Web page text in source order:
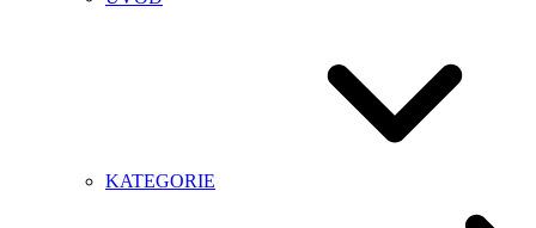
KATEGORIE